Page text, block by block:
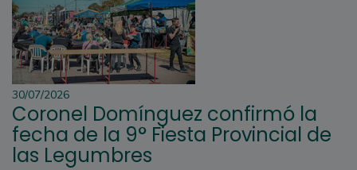
30/07/2026
Coronel Domínguez confirmó la
fecha de la 9° Fiesta Provincial de
las Legumbres